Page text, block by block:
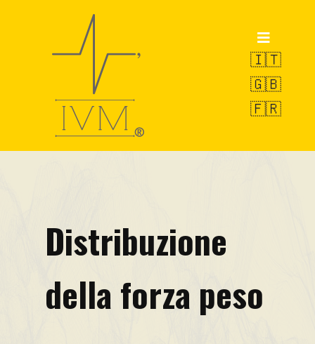
Productos
OCTOPUS
VAMS-UBM
Píldoras técnicas
🇮🇹
🇬🇧
🇫🇷
Distribuzione
della forza peso